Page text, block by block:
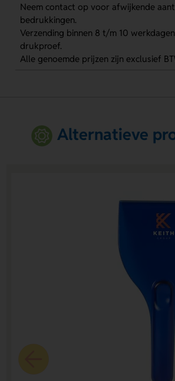
Neem contact op voor afwijkende
bedrukkingen.
Verzending binnen 8 t/m 10
drukproef.
Alle genoemde prijzen zijn exclusief
Alternatieve